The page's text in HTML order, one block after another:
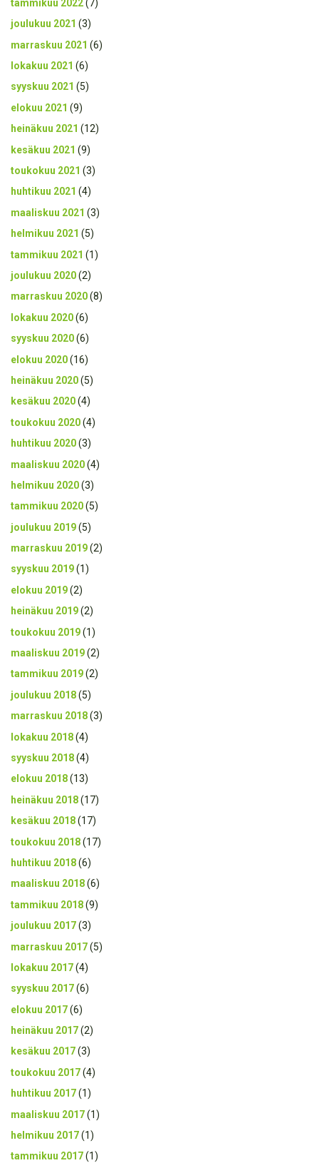
tammikuu 2022(7)
joulukuu 2021 (3)
marraskuu 2021 (6)
lokakuu 2021 (6)
syyskuu 2021 (5)
elokuu 2021 (9)
heinäkuu 2021 (12)
kesäkuu 2021 (9)
toukokuu 2021 (3)
huhtikuu 2021 (4)
maaliskuu 2021 (3)
helmikuu 2021 (5)
tammikuu 2021 (1)
joulukuu 2020(2)
marraskuu 2020(8)
lokakuu 2020(6)
syyskuu 2020(6)
elokuu 2020(16)
heinäkuu 2020(5)
kesäkuu 2020(4)
toukokuu 2020(4)
huhtikuu 2020(3)
maaliskuu 2020(4)
helmikuu 2020(3)
tammikuu 2020(5)
joulukuu 2019(5)
marraskuu 2019(2)
syyskuu 2019(1)
elokuu 2019(2)
heinäkuu 2019(2)
toukokuu 2019(1)
maaliskuu 2019(2)
tammikuu 2019(2)
joulukuu 2018(5)
marraskuu 2018(3)
lokakuu 2018(4)
syyskuu 2018(4)
elokuu 2018(13)
heinäkuu 2018(17)
kesäkuu 2018(17)
toukokuu 2018(17)
huhtikuu 2018(6)
maaliskuu 2018(6)
tammikuu 2018(9)
joulukuu 2017(3)
marraskuu 2017(5)
lokakuu 2017(4)
syyskuu 2017(6)
elokuu 2017(6)
heinäkuu 2017(2)
kesäkuu 2017(3)
toukokuu 2017(4)
huhtikuu 2017(1)
maaliskuu 2017(1)
helmikuu 2017(1)
tammikuu 2017(1)